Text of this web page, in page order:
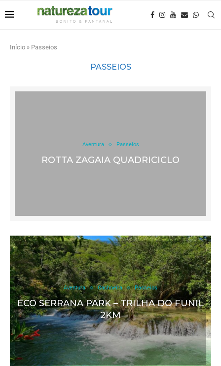
Início » Passeios
PASSEIOS
Aventura Passeios
ROTTA ZAGAIA QUADRICICLO
Aventura Cachoeira Passeios
ECO SERRANA PARK – TRILHA DO FUNIL
2KM